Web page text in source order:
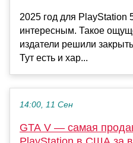
2025 год для PlayStation
интересным. Такое
издатели решили
Тут есть и хар...
14:00, 11 Сен
GTA V — самая